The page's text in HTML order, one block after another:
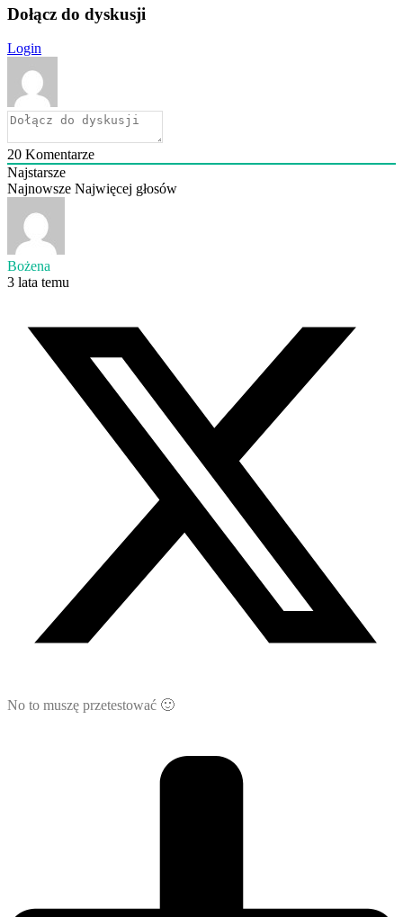
Dołącz do dyskusji
Login
20 Komentarze
Najstarsze
Najnowsze Najwięcej głosów
Bożena
3 lata temu
No to muszę przetestować 🙂